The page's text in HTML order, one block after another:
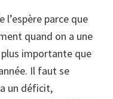
l’espère parce que
quand on a une
importante que
Il faut se
un déficit,